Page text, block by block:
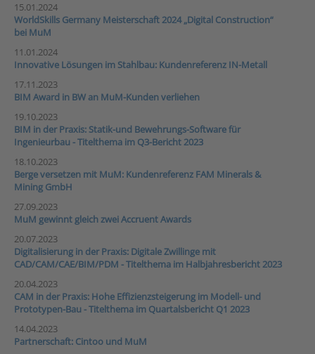
15.01.2024
WorldSkills Germany Meisterschaft 2024 „Digital Construction“
bei MuM
11.01.2024
Innovative Lösungen im Stahlbau: Kundenreferenz IN-Metall
17.11.2023
BIM Award in BW an MuM-Kunden verliehen
19.10.2023
BIM in der Praxis: Statik-und Bewehrungs-Software für
Ingenieurbau - Titelthema im Q3-Bericht 2023
18.10.2023
Berge versetzen mit MuM: Kundenreferenz FAM Minerals &
Mining GmbH
27.09.2023
MuM gewinnt gleich zwei Accruent Awards
20.07.2023
Digitalisierung in der Praxis: Digitale Zwillinge mit
CAD/CAM/CAE/BIM/PDM - Titelthema im Halbjahresbericht 2023
20.04.2023
CAM in der Praxis: Hohe Effizienzsteigerung im Modell- und
Prototypen-Bau - Titelthema im Quartalsbericht Q1 2023
14.04.2023
Partnerschaft: Cintoo und MuM